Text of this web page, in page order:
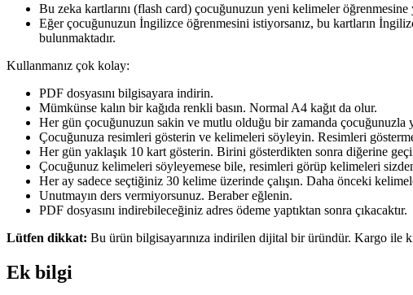
Bu zeka kartlarını (flash card) çocuğunuzun yeni kelimeler öğrenmesine
Eğer çocuğunuzun İngilizce öğrenmesini istiyorsanız, bu kartların
bulunmaktadır.
Kullanmanız çok kolay:
PDF dosyasını bilgisayara indirin.
Mümkünse kalın bir kağıda renkli basın. Normal A4 kağıt da olur.
Her gün çocuğunuzun sakin ve mutlu olduğu bir zamanda çocuğunuzla
Çocuğunuza resimleri gösterin ve kelimeleri söyleyin. Resimleri
Her gün yaklaşık 10 kart gösterin. Birini gösterdikten sonra diğerine
Çocuğunuz kelimeleri söyleyemese bile, resimleri görüp kelimeleri
Her ay sadece seçtiğiniz 30 kelime üzerinde çalışın. Daha önceki
Unutmayın ders vermiyorsunuz. Beraber eğlenin.
PDF dosyasını indirebileceğiniz adres ödeme yaptıktan sonra çıkacaktır.
Lütfen dikkat: Bu ürün bilgisayarınıza indirilen dijital bir üründür. Kargo ile
Ek bilgi